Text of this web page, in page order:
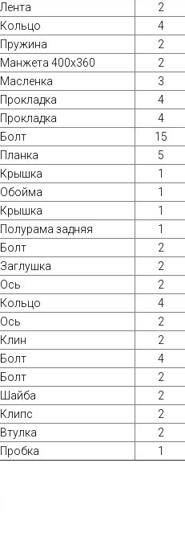
Лента
2
Кольцо
4
Пружина
2
Манжета 400х360
2
Масленка
3
Прокладка
4
Прокладка
4
Болт
15
Планка
5
Крышка
1
Обойма
1
Крышка
1
Полурама задняя
1
Болт
2
Заглушка
2
Ось
2
Кольцо
4
Ось
2
Клин
2
Болт
4
Болт
2
Шайба
2
Клипс
2
Втулка
2
Пробка 1